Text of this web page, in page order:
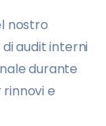
nostro
audit interni
durante
e